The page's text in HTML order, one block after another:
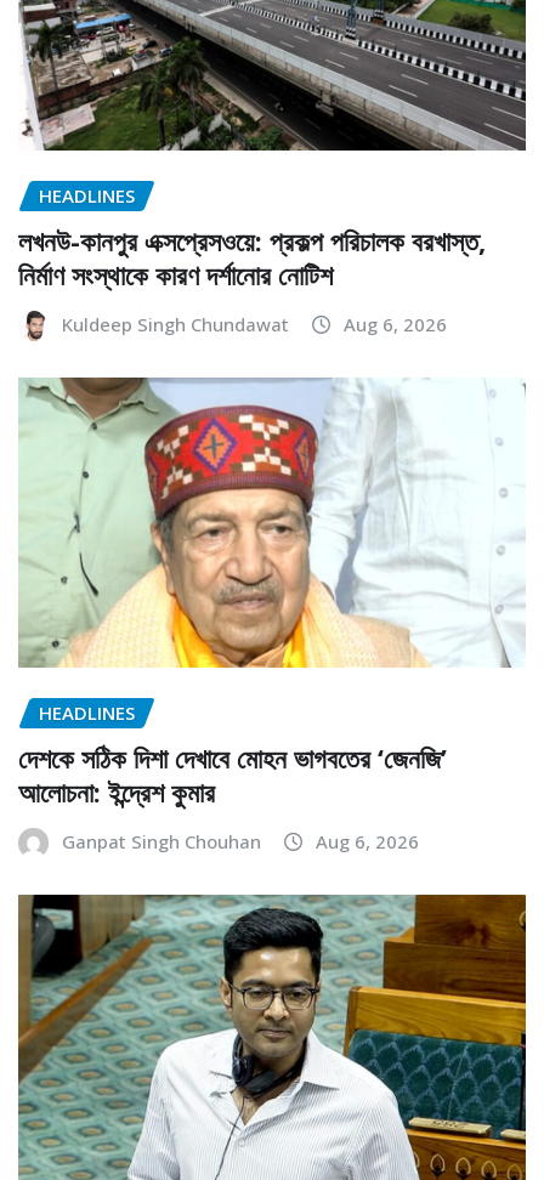
HEADLINES
লখনউ-কানপুর এক্সপ্রেসওয়ে: প্রকল্প পরিচালক বরখাস্ত,
নির্মাণ সংস্থাকে কারণ দর্শানোর নোটিশ
Kuldeep Singh Chundawat Aug 6, 2026
HEADLINES
দেশকে সঠিক দিশা দেখাবে মোহন ভাগবতের ‘জেনজি’
আলোচনা: ইন্দ্রেশ কুমার
Ganpat Singh Chouhan Aug 6, 2026